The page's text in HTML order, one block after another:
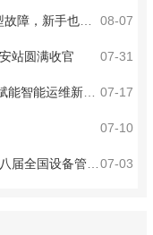
08-07
新手也能秒判
07-31
站圆满收官
07-17
能运维新发展
07-10
07-03
创新成果交流大会 ！